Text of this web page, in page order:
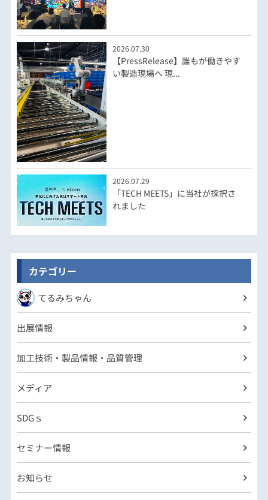
2026.07.30
【PressRelease】誰もが働きやす
い製造現場へ 現...
2026.07.29
「TECH MEETS」に当社が採択さ
れました
カテゴリー
てるみちゃん
出展情報
加工技術・製品情報・品質管理
メディア
SDGｓ
セミナー情報
お知らせ